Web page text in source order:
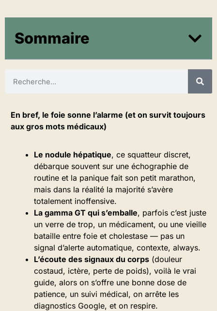
Sommaire
En bref, le foie sonne l’alarme (et on survit toujours
aux gros mots médicaux)
Le nodule hépatique, ce squatteur discret,
débarque souvent sur une échographie de
routine et la panique fait son petit marathon,
mais dans la réalité la majorité s’avère
totalement inoffensive.
La gamma GT qui s’emballe, parfois c’est juste
un verre de trop, un médicament, ou une vieille
bataille entre foie et cholestase — pas un
signal d’alerte automatique, contexte, always.
L’écoute des signaux du corps (douleur
costaud, ictère, perte de poids), voilà le vrai
guide, alors on s’offre une bonne dose de
patience, un suivi médical, on arrête les
diagnostics Google, et on respire.